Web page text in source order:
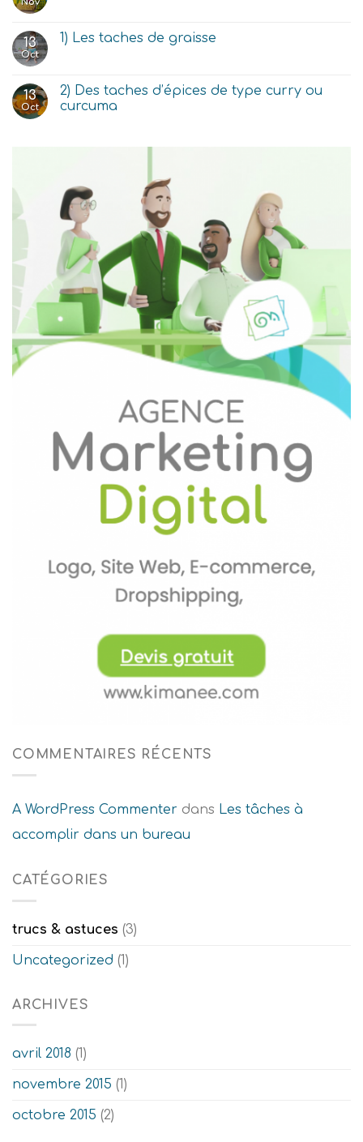
13
Oct
1) Les taches de graisse
13
Oct
2) Des taches d’épices de type curry ou
curcuma
COMMENTAIRES RÉCENTS
A WordPress Commenter dans Les tâches à
accomplir dans un bureau
CATÉGORIES
trucs & astuces (3)
Uncategorized (1)
ARCHIVES
avril 2018 (1)
novembre 2015 (1)
octobre 2015 (2)